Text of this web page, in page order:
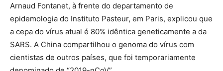
Arnaud Fontanet, à frente do departamento de
epidemologia do Instituto Pasteur, em Paris, explicou que
a cepa do vírus atual é 80% idêntica geneticamente a da
SARS. A China compartilhou o genoma do vírus com
cientistas de outros países, que foi temporariamente